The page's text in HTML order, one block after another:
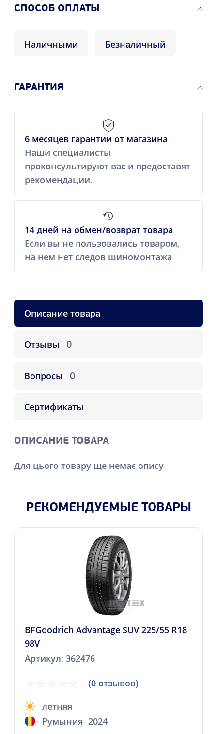
CПОСОБ ОПЛАТЫ
Наличными Безналичный
ГАРАНТИЯ
6 месяцев гарантии от магазина
Наши специалисты
проконсультируют вас и предоставят
рекомендации.
14 дней на обмен/возврат товара
Если вы не пользовались товаром,
на нем нет следов шиномонтажа
Описание товара
Отзывы 0
Вопросы 0
Сертификаты
ОПИСАНИЕ ТОВАРА
Для цього товару ще немає опису
РЕКОМЕНДУЕМЫЕ ТОВАРЫ
BFGoodrich Advantage SUV 225/55 R18
98V
Артикул: 362476
(0 отзывов)
летняя
Румыния 2024